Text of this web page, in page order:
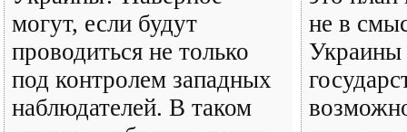
могут, если будут
проводиться не только
под контролем западных
наблюдателей. В таком
не в
Украины